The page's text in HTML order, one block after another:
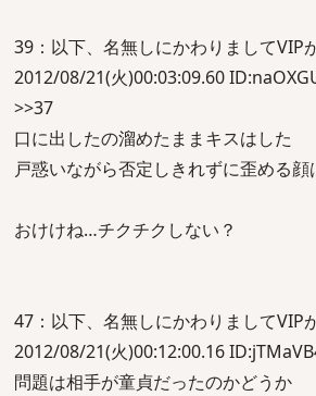
39：以下、名無しにかわりましてVIP
2012/08/21(火)00:03:09.60
>>37
口に出したの溜めたままキスはした
戸惑いながら否定しきれずに歪める
おけけね…チクチクしない？
47：以下、名無しにかわりましてVIP
2012/08/21(火)00:12:00.16
問題は相手が童貞だったのかどうか